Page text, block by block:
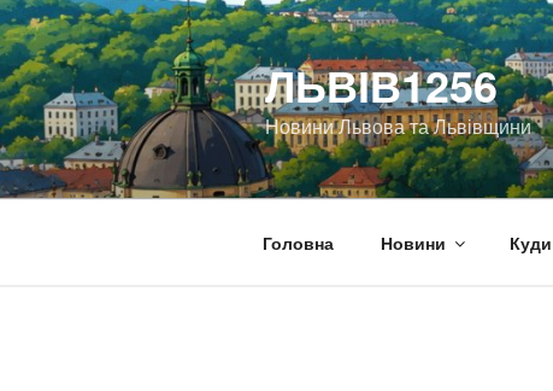
Перейти
до
вмісту
ЛЬВІВ1256
Новини Львова та Львівщини
Головна Новини Куди